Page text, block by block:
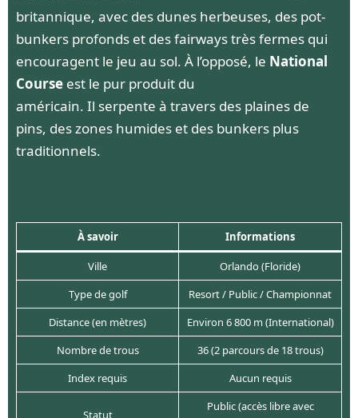
britannique, avec des dunes herbeuses, des pot-
bunkers profonds et des fairways très fermes qui
encouragent le jeu au sol. À l’opposé, le National
Course est le pur produit du
américain. Il serpente à travers des plaines de
pins, des zones humides et des bunkers plus
traditionnels.
À savoir Informations
Ville
Orlando (Floride)
Type de golf
Resort / Public / Championnat
Distance (en mètres)
Environ 6 800 m (International)
Nombre de trous
36 (2 parcours de 18 trous)
Index requis
Aucun requis
Statut
Public (accès libre avec